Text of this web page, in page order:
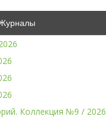
Коллекция №9 / 2026